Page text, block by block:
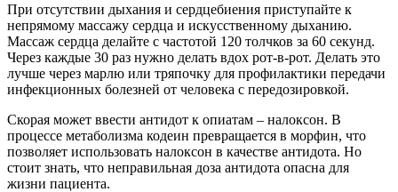
При отсутствии дыхания и сердцебиения приступайте к
непрямому массажу сердца и искусственному дыханию.
Массаж сердца делайте с частотой 120 толчков за 60 секунд.
Через каждые 30 раз нужно делать вдох рот-в-рот. Делать это
лучше через марлю или тряпочку для профилактики передачи
инфекционных болезней от человека с передозировкой.
Скорая может ввести антидот к опиатам – налоксон. В
процессе метаболизма кодеин превращается в морфин, что
позволяет использовать налоксон в качестве антидота. Но
стоит знать, что неправильная доза антидота опасна для
жизни пациента.